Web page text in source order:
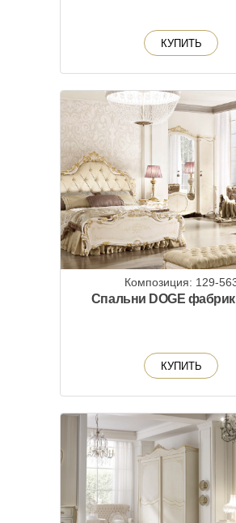
КУПИТЬ
Композиция: 129-
Cпальни DOGE
КУПИТЬ